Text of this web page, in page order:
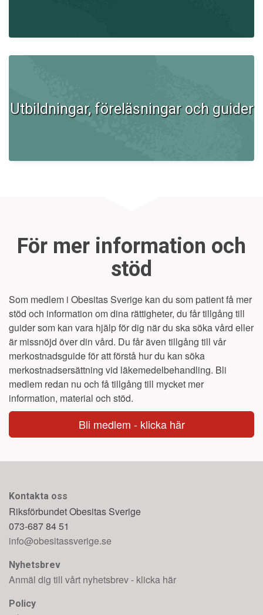
Utbildningar, föreläsningar och guider
För mer information och
stöd
Som medlem i Obesitas Sverige kan du som patient få mer
stöd och information om dina rättigheter, du får tillgång till
guider som kan vara hjälp för dig när du ska söka vård eller
är missnöjd över din vård. Du får även tillgång till vår
merkostnadsguide för att förstå hur du kan söka
merkostnadsersättning vid läkemedelbehandling. Bli
medlem redan nu och få tillgång till mycket mer
information, material och stöd.
Bli medlem - klicka här
Kontakta oss
Riksförbundet Obesitas Sverige
073-687 84 51
info@obesitassverige.se
Nyhetsbrev
Anmäl dig till vårt nyhetsbrev - klicka här
Policy